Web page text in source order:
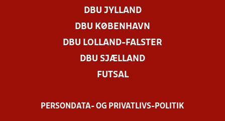
DBU JYLLAND
DBU KØBENHAVN
DBU LOLLAND-FALSTER
DBU SJÆLLAND
FUTSAL
PERSONDATA- OG PRIVATLIVS-POLITIK